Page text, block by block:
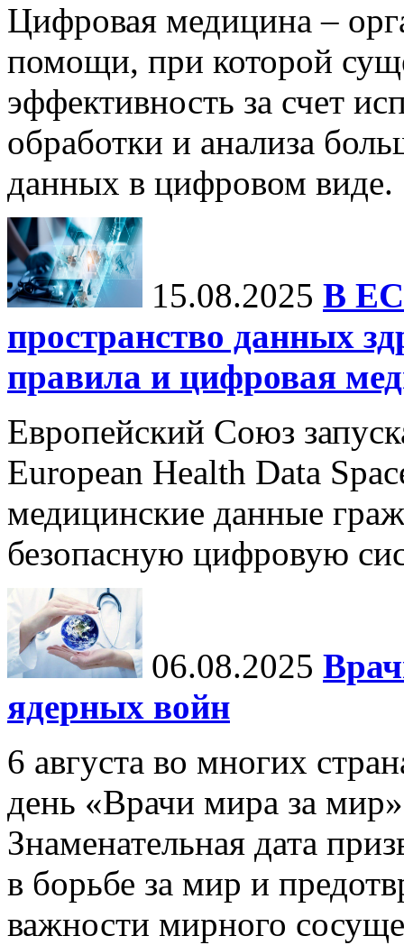
Цифровая медицина –
помощи, при которой
эффективность за счет
обработки и анализа
данных в цифровом виде.
15.08.2025 В ЕС
пространство данных
правила и цифровая
Европейский Союз
European Health Data
медицинские данные
безопасную цифровую
06.08.2025
ядерных войн
6 августа во многих
день «Врачи мира за
Знаменательная дата
в борьбе за мир и
важности мирного